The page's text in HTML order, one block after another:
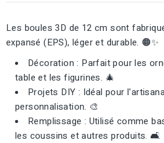
Les boules 3D de 12 cm sont
expansé (EPS), léger et durable. 🟠✨
Décoration : Parfait pour les
table et les figurines. 🎄
Projets DIY : Idéal pour
personnalisation. 🎨
Remplissage : Utilisé comme
les coussins et autres produits. 🛋️